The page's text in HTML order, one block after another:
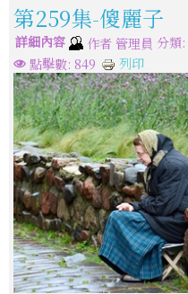
第259集-傻麗子
詳細內容 作者 管理員 分類:
點擊數: 849
列印